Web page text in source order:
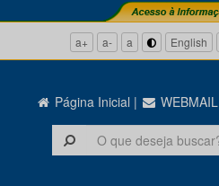
a+ a- a English
Página Inicial | WEBMAIL